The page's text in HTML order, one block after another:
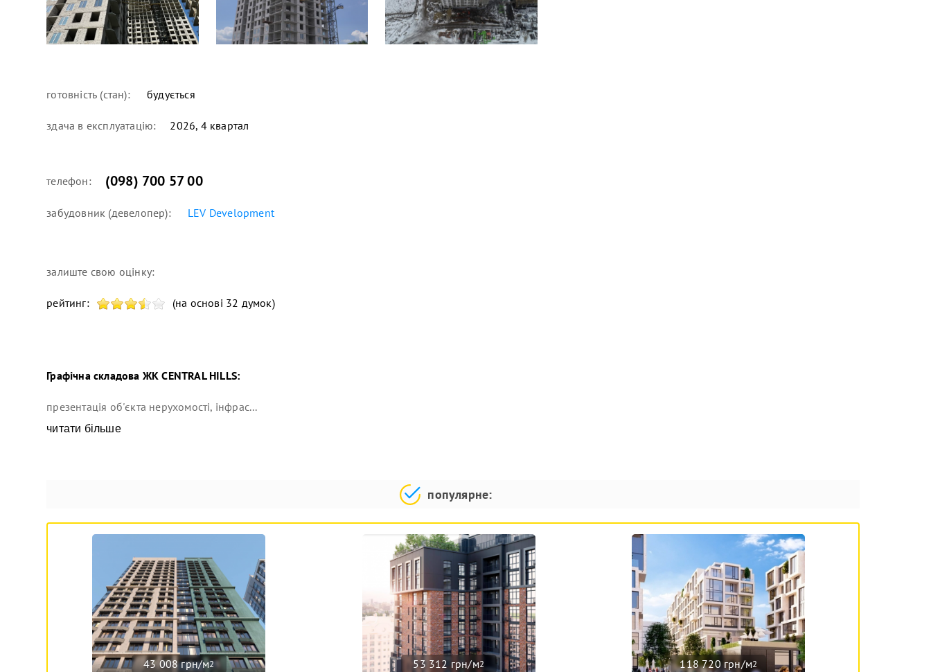
готовність (стан): будується
здача в експлуатацію: 2026, 4 квартал
телефон: (098) 700 57 00
забудовник (девелопер): LEV Development
залиште свою оцінку:
рейтинг: (на основі 32 думок)
Графічна складова ЖК CENTRAL HILLS:
презентація об'єкта нерухомості, інфрас...
читати більше
популярне:
43 008 грн/м2 53 312 грн/м2 118 720 грн/м2